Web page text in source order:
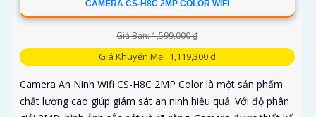
CAMERA CS-H8C 2MP COLOR WIFI
Giá Bán: 1,599,000 ₫
Giá Khuyến Mại: 1,119,300 ₫
Camera An Ninh Wifi CS-H8C 2MP Color là một sản phẩm
chất lượng cao giúp giám sát an ninh hiệu quả. Với độ phân